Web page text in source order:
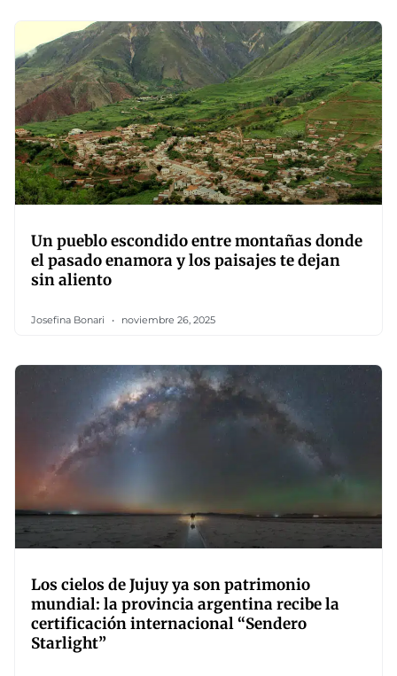
Un pueblo escondido entre montañas donde
el pasado enamora y los paisajes te dejan
sin aliento
Josefina Bonari noviembre 26, 2025
Los cielos de Jujuy ya son patrimonio
mundial: la provincia argentina recibe la
certificación internacional “Sendero
Starlight”